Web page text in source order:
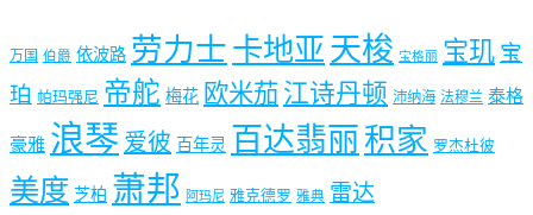
万国 伯爵 依波路 劳力士 卡地亚 天梭 宝格丽 宝玑 宝
珀 帕玛强尼 帝舵 梅花 欧米茄 江诗丹顿 沛纳海 法穆兰 泰格
豪雅 浪琴 爱彼 百年灵 百达翡丽 积家 罗杰杜彼
美度 芝柏 萧邦 阿玛尼 雅克德罗 雅典 雷达